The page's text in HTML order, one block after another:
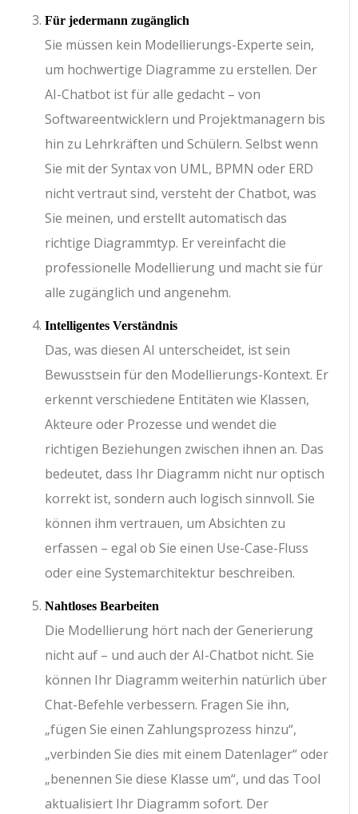
Für jedermann zugänglich
Sie müssen kein Modellierungs-Experte sein,
um hochwertige Diagramme zu erstellen. Der
AI-Chatbot ist für alle gedacht – von
Softwareentwicklern und Projektmanagern bis
hin zu Lehrkräften und Schülern. Selbst wenn
Sie mit der Syntax von UML, BPMN oder ERD
nicht vertraut sind, versteht der Chatbot, was
Sie meinen, und erstellt automatisch das
richtige Diagrammtyp. Er vereinfacht die
professionelle Modellierung und macht sie für
alle zugänglich und angenehm.
Intelligentes Verständnis
Das, was diesen AI unterscheidet, ist sein
Bewusstsein für den Modellierungs-Kontext. Er
erkennt verschiedene Entitäten wie Klassen,
Akteure oder Prozesse und wendet die
richtigen Beziehungen zwischen ihnen an. Das
bedeutet, dass Ihr Diagramm nicht nur optisch
korrekt ist, sondern auch logisch sinnvoll. Sie
können ihm vertrauen, um Absichten zu
erfassen – egal ob Sie einen Use-Case-Fluss
oder eine Systemarchitektur beschreiben.
Nahtloses Bearbeiten
Die Modellierung hört nach der Generierung
nicht auf – und auch der AI-Chatbot nicht. Sie
können Ihr Diagramm weiterhin natürlich über
Chat-Befehle verbessern. Fragen Sie ihn,
„fügen Sie einen Zahlungsprozess hinzu“,
„verbinden Sie dies mit einem Datenlager“ oder
„benennen Sie diese Klasse um“, und das Tool
aktualisiert Ihr Diagramm sofort. Der